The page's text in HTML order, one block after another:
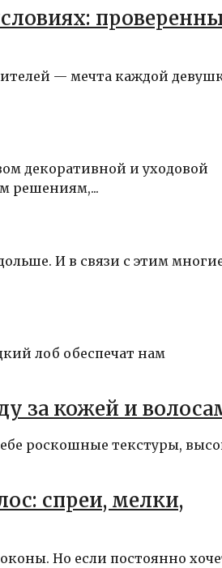
— мечта каждой
декоративной и уходовой
решениям,...
И в связи с этим
лоб обеспечат нам
за кожей и
роскошные текстуры,
спреи, мелки,
Но если постоянно